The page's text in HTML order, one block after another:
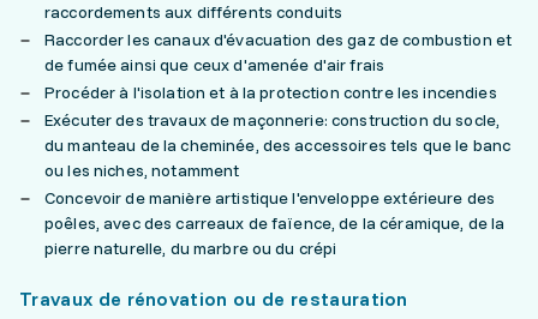
raccordements aux différents conduits
Raccorder les canaux d'évacuation des gaz de combustion et
de fumée ainsi que ceux d'amenée d'air frais
Procéder à l'isolation et à la protection contre les incendies
Exécuter des travaux de maçonnerie: construction du socle,
du manteau de la cheminée, des accessoires tels que le banc
ou les niches, notamment
Concevoir de manière artistique l'enveloppe extérieure des
poêles, avec des carreaux de faïence, de la céramique, de la
pierre naturelle, du marbre ou du crépi
Travaux de rénovation ou de restauration